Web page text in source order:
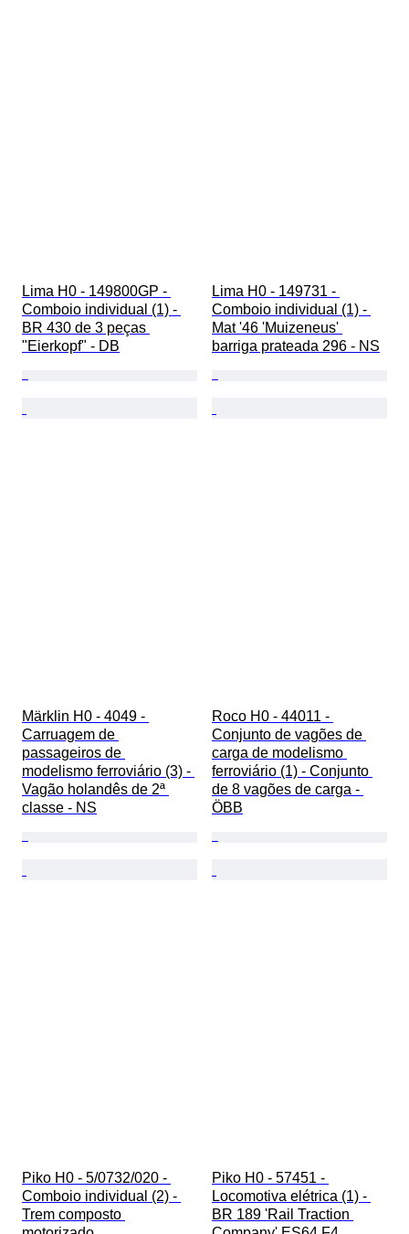
Lima H0 - 149800GP -
Comboio individual (1) -
BR 430 de 3 peças
"Eierkopf" - DB
Lima H0 - 149731 -
Comboio individual (1) -
Mat '46 'Muizeneus'
barriga prateada 296 - NS
Märklin H0 - 4049 -
Carruagem de
passageiros de
modelismo ferroviário (3) -
Vagão holandês de 2ª
classe - NS
Roco H0 - 44011 -
Conjunto de vagões de
carga de modelismo
ferroviário (1) - Conjunto
de 8 vagões de carga -
ÖBB
Piko H0 - 5/0732/020 -
Comboio individual (2) -
Trem composto
Piko H0 - 57451 -
Locomotiva elétrica (1) -
BR 189 'Rail Traction